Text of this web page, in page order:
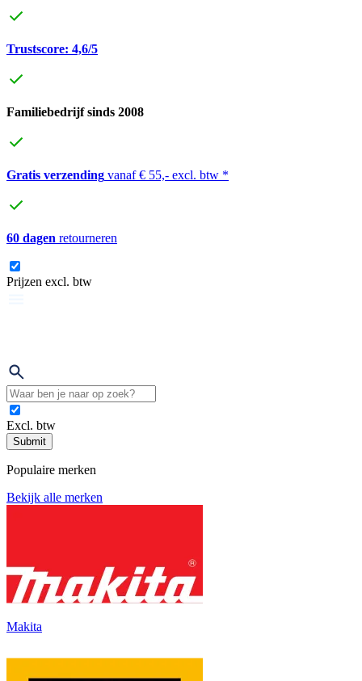
Trustscore: 4,6/5
Familiebedrijf sinds 2008
Gratis verzending vanaf € 55,- excl. btw *
60 dagen retourneren
Prijzen excl. btw
Excl. btw
Submit
Populaire merken
Bekijk alle merken
Makita